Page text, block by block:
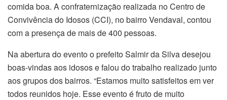
comida boa. A confraternização realizada no Centro de
Convivência do Idosos (CCI), no bairro Vendaval, contou
com a presença de mais de 400 pessoas.
Na abertura do evento o prefeito Salmir da Silva desejou
boas-vindas aos idosos e falou do trabalho realizado junto
aos grupos dos bairros. “Estamos muito satisfeitos em ver
todos reunidos hoje. Esse evento é fruto de muito